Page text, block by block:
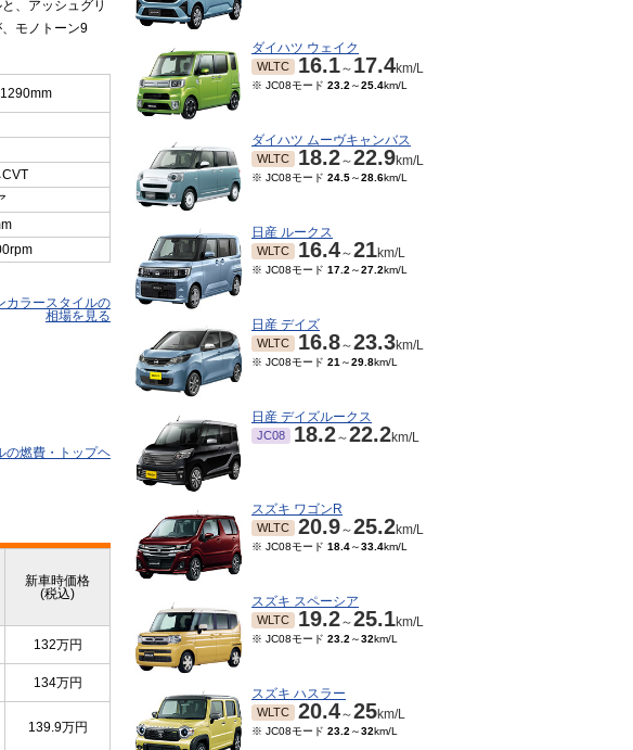
、アッシュグリ
モノトーン9
カラースタイルの
相場を見る
の燃費・トップヘ
新車時価格
(税込)
132万円
134万円
139.9万円
ダイハツ ウェイク
WLTC 16.1～ 17.4km/L
※ JC08モード 23.2 ～25.4km/L
ダイハツ ムーヴキャンバス
WLTC 18.2～22.9km/L
※ JC08モード 24.5～28.6km/L
日産 ルークス
WLTC 16.4～21km/L
※ JC08モード 17.2 ～27.2km/L
日産 デイズ
WLTC 16.8～23.3km/L
※ JC08モード 21 ～29.8km/L
日産 デイズルークス
JC08 18.2～22.2km/L
スズキ ワゴンR
WLTC 20.9～25.2km/L
※ JC08モード 18.4～33.4km/L
スズキ スペーシア
WLTC 19.2～25.1km/L
※ JC08モード 23.2 ～32km/L
スズキ ハスラー
WLTC 20.4～25km/L
※ JC08モード 23.2 ～32km/L